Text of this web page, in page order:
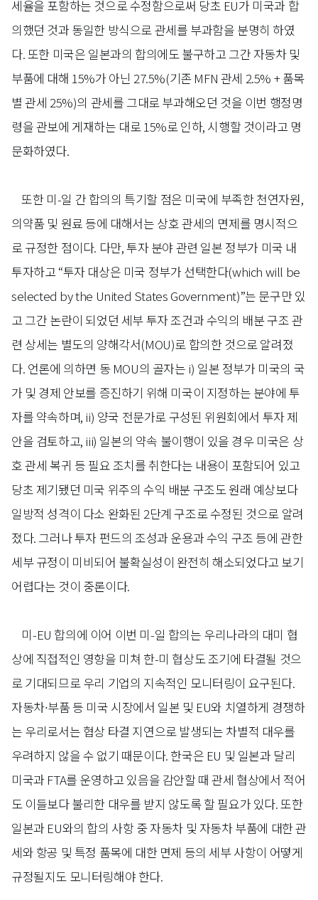
세율을 포함하는 것으로 수정함으로써 당초 EU가 미국과 합
의했던 것과 동일한 방식으로 관세를 부과함을 분명히 하였
다. 또한 미국은 일본과의 합의에도 불구하고 그간 자동차 및
부품에 대해 15%가 아닌 27.5%(기존 MFN 관세 2.5% + 품목
별 관세 25%)의 관세를 그대로 부과해오던 것을 이번 행정명
령을 관보에 게재하는 대로 15%로 인하, 시행할 것이라고 명
문화하였다.
또한 미-일 간 합의의 특기할 점은 미국에 부족한 천연자원,
의약품 및 원료 등에 대해서는 상호 관세의 면제를 명시적으
로 규정한 점이다. 다만, 투자 분야 관련 일본 정부가 미국 내
투자하고 “투자 대상은 미국 정부가 선택한다(which will be
selected by the United States Government)”는 문구만 있
고 그간 논란이 되었던 세부 투자 조건과 수익의 배분 구조 관
련 상세는 별도의 양해각서(MOU)로 합의한 것으로 알려졌
다. 언론에 의하면 동 MOU의 골자는 i) 일본 정부가 미국의 국
가 및 경제 안보를 증진하기 위해 미국이 지정하는 분야에 투
자를 약속하며, ii) 양국 전문가로 구성된 위원회에서 투자 제
안을 검토하고, iii) 일본의 약속 불이행이 있을 경우 미국은 상
호 관세 복귀 등 필요 조치를 취한다는 내용이 포함되어 있고
당초 제기됐던 미국 위주의 수익 배분 구조도 원래 예상보다
일방적 성격이 다소 완화된 2단계 구조로 수정된 것으로 알려
졌다. 그러나 투자 펀드의 조성과 운용과 수익 구조 등에 관한
세부 규정이 미비되어 불확실성이 완전히 해소되었다고 보기
어렵다는 것이 중론이다.
미-EU 합의에 이어 이번 미-일 합의는 우리나라의 대미 협
상에 직접적인 영향을 미쳐 한-미 협상도 조기에 타결될 것으
로 기대되므로 우리 기업의 지속적인 모니터링이 요구된다.
자동차∙부품 등 미국 시장에서 일본 및 EU와 치열하게 경쟁하
는 우리로서는 협상 타결 지연으로 발생되는 차별적 대우를
우려하지 않을 수 없기 때문이다. 한국은 EU 및 일본과 달리
미국과 FTA를 운영하고 있음을 감안할 때 관세 협상에서 적어
도 이들보다 불리한 대우를 받지 않도록 할 필요가 있다. 또한
일본과 EU와의 합의 사항 중 자동차 및 자동차 부품에 대한 관
세와 항공 및 특정 품목에 대한 면제 등의 세부 사항이 어떻게
규정될지도 모니터링해야 한다.